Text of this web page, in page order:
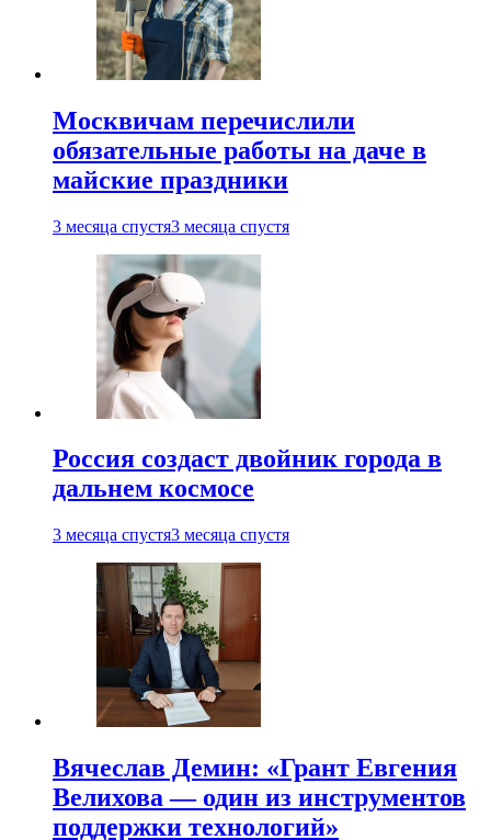
Москвичам перечислили
обязательные работы на даче в
майские праздники
3 месяца спустя3 месяца спустя
Россия создаст двойник города в
дальнем космосе
3 месяца спустя3 месяца спустя
Вячеслав Демин: «Грант Евгения
Велихова — один из инструментов
поддержки технологий»